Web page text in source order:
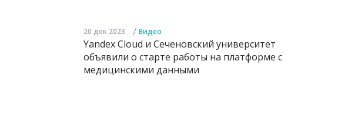
20 дек 2023 / Видео
Yandex Cloud и Сеченовский университет
объявили о старте работы на платформе с
медицинскими данными